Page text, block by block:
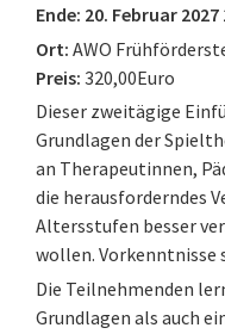
Ende: 20. Februar 2027
Ort: AWO
Preis: 320,00Euro
Dieser zweitägige
Grundlagen der
an Therapeutinnen,
die herausforderndes
Altersstufen besser
wollen. Vorkenntnisse
Die Teilnehmenden
Grundlagen als auch